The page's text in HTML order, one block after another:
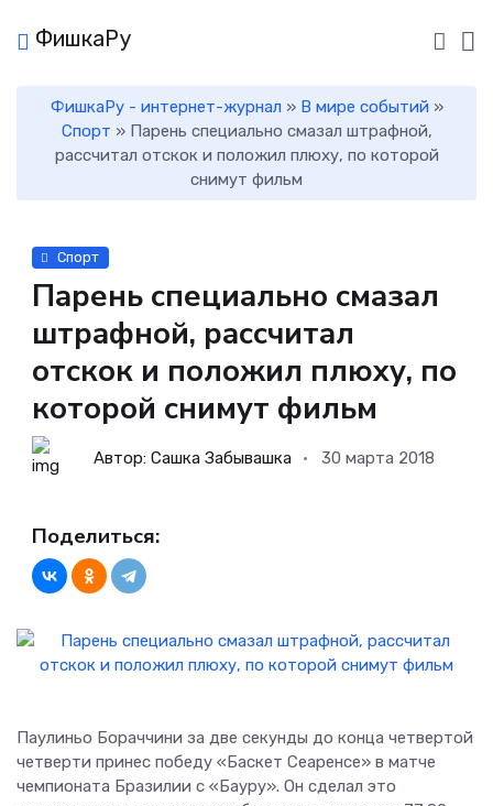
ФишкаРу
ФишкаРу - интернет-журнал » В мире событий »
Спорт » Парень специально смазал штрафной,
рассчитал отскок и положил плюху, по которой
снимут фильм
Спорт
Парень специально смазал
штрафной, рассчитал
отскок и положил плюху, по
которой снимут фильм
Автор: Сашка Забывашка 30 марта 2018
Поделиться:
Паулиньо Бораччини за две секунды до конца четвертой
четверти принес победу «Баскет Сеаренсе» в матче
чемпионата Бразилии с «Бауру». Он сделал это